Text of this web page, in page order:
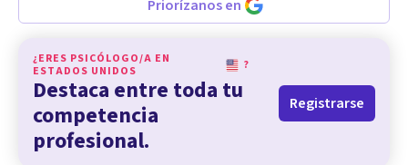
Priorízanos en
¿ERES PSICÓLOGO/A EN
ESTADOS UNIDOS
?
Destaca entre toda tu
competencia
profesional.
Registrarse